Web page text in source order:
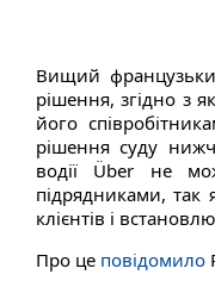
Вищий
рішення, згідно з
його
рішення суду
водії Über не
підрядниками,
клієнтів і
Про це повідомило